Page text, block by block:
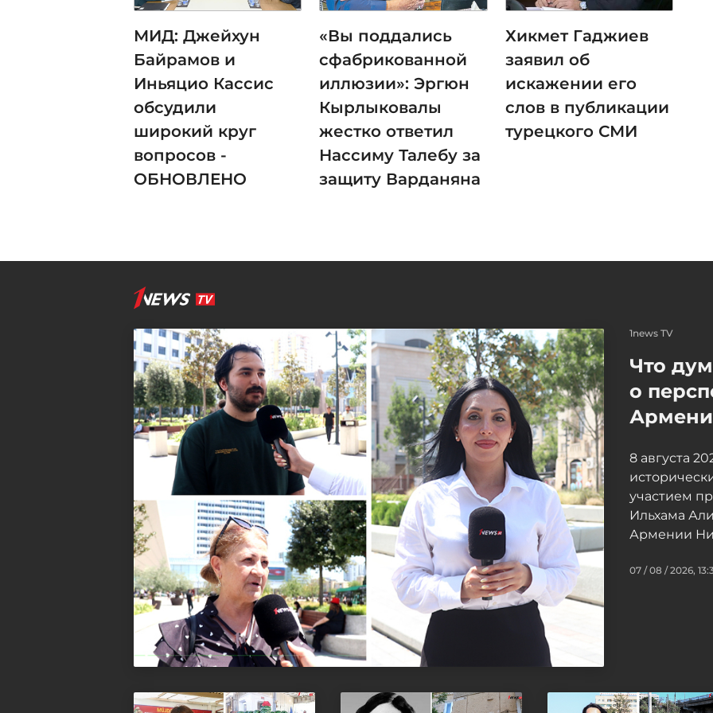
МИД: Джейхун
Байрамов и
Иньяцио Кассис
обсудили
широкий круг
вопросов -
ОБНОВЛЕНО
«Вы поддались
сфабрикованной
иллюзии»: Эргюн
Кырлыковалы
жестко ответил
Нассиму Талебу за
защиту Варданяна
Хикмет Гаджиев
заявил об
искажении его
слов в публикации
турецкого СМИ
1news TV
Что
о
8 августа
участием
Ильхама
Армении
07 / 08 / 2026,